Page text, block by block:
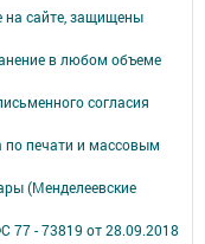
сайте, защищены
в любом объеме
согласия
по печати и массовым
(Менделеевские
- 73819 от 28.09.2018